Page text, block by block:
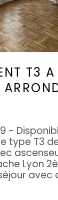
T3 A
-
type T3
Lyon
avec